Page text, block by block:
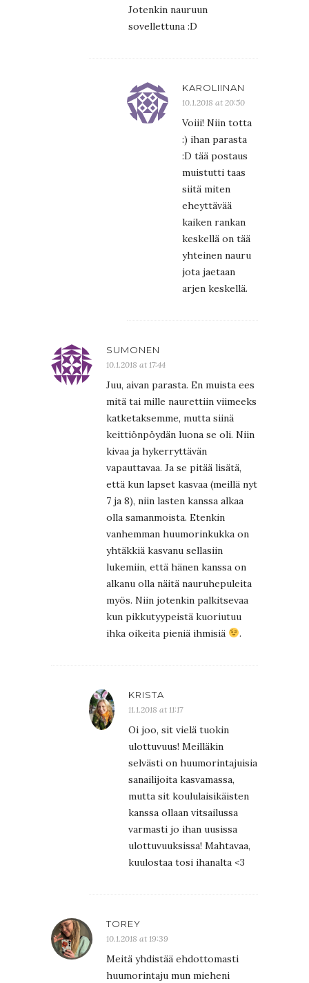
Jotenkin nauruun
sovellettuna :D
KAROLIINAN
10.1.2018 at 20:50
Voiii! Niin totta
:) ihan parasta
:D tää postaus
muistutti taas
siitä miten
eheyttävää
kaiken rankan
keskellä on tää
yhteinen nauru
jota jaetaan
arjen keskellä.
SUMONEN
10.1.2018 at 17:44
Juu, aivan parasta. En muista ees
mitä tai mille naurettiin viimeeks
katketaksemme, mutta siinä
keittiönpöydän luona se oli. Niin
kivaa ja hykerryttävän
vapauttavaa. Ja se pitää lisätä,
että kun lapset kasvaa (meillä nyt
7 ja 8), niin lasten kanssa alkaa
olla samanmoista. Etenkin
vanhemman huumorinkukka on
yhtäkkiä kasvanu sellasiin
lukemiin, että hänen kanssa on
alkanu olla näitä nauruhepuleita
myös. Niin jotenkin palkitsevaa
kun pikkutyypeistä kuoriutuu
ihka oikeita pieniä ihmisiä
.
KRISTA
11.1.2018 at 11:17
Oi joo, sit vielä tuokin
ulottuvuus! Meilläkin
selvästi on huumorintajuisia
sanailijoita kasvamassa,
mutta sit koululaisikäisten
kanssa ollaan vitsailussa
varmasti jo ihan uusissa
ulottuvuuksissa! Mahtavaa,
kuulostaa tosi ihanalta <3
TOREY
10.1.2018 at 19:39
Meitä yhdistää ehdottomasti
huumorintaju mun mieheni